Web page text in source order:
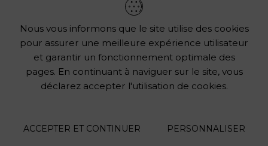
Nous vous informons que le site utilise des cookies
pour assurer une meilleure expérience utilisateur
et garantir un fonctionnement optimale des
pages. En continuant à naviguer sur le site, vous
déclarez accepter l'utilisation de cookies.
PERSONNALISER
ACCEPTER ET CONTINUER